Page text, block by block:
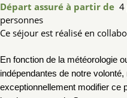
Départ assuré à partir de 4
personnes
Ce séjour est réalisé en
En fonction de la météorologie
indépendantes de notre volonté,
exceptionnellement modifier ce